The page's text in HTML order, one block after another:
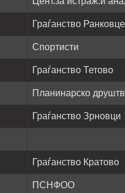
Граѓанство Ранковце
Спортисти
Граѓанство Тетово
Планинарско
Граѓанство Зрновци
Граѓанство Кратово
ПСНФОО